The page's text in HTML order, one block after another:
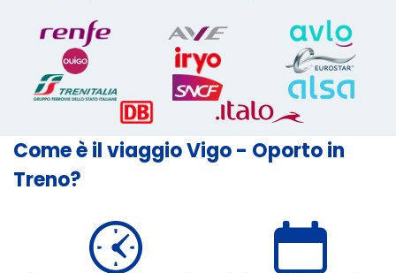
Come è il viaggio Vigo - Oporto in
Treno?